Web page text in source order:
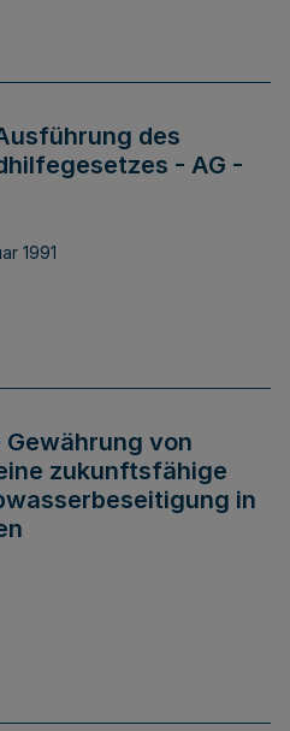
des
- AG -
1991
von
zukunftsfähige
in